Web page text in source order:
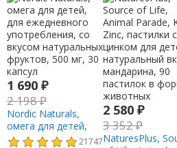
1 690 ₽
2 198₽
Nordic Naturals,
омега для детей,
для ежедневного21747
2 580 ₽
3 352₽
NaturesPlus,